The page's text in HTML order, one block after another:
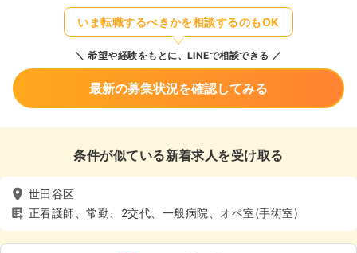
いま転職するべきかを相談するのもOK
希望や経験をもとに、LINEで相談できる
最新の募集状況を確認してみる
条件が似ている新着求人を受け取る
世田谷区
正看護師、常勤、2交代、一般病院、オペ室(手術室)